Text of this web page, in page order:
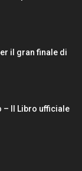
il gran finale di
– Il Libro ufficiale